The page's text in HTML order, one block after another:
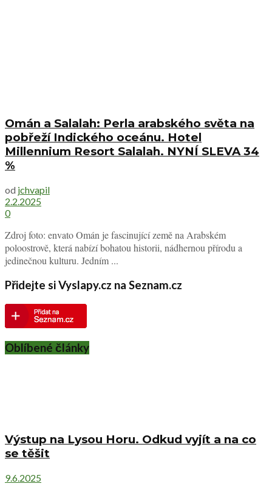
Omán a Salalah: Perla arabského světa na
pobřeží Indického oceánu. Hotel
Millennium Resort Salalah. NYNÍ SLEVA 34
%
od jchvapil
2.2.2025
0
Zdroj foto: envato Omán je fascinující země na Arabském
poloostrově, která nabízí bohatou historii, nádhernou přírodu a
jedinečnou kulturu. Jedním ...
Přidejte si Vyslapy.cz na Seznam.cz
Oblíbené články
Výstup na Lysou Horu. Odkud vyjít a na co
se těšit
9.6.2025